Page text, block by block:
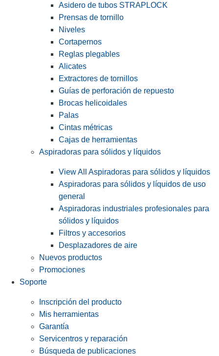
Asidero de tubos STRAPLOCK
Prensas de tornillo
Niveles
Cortapernos
Reglas plegables
Alicates
Extractores de tornillos
Guías de perforación de repuesto
Brocas helicoidales
Palas
Cintas métricas
Cajas de herramientas
Aspiradoras para sólidos y líquidos
View All Aspiradoras para sólidos y líquidos
Aspiradoras para sólidos y líquidos de uso
general
Aspiradoras industriales profesionales para
sólidos y líquidos
Filtros y accesorios
Desplazadores de aire
Nuevos productos
Promociones
Soporte
Inscripción del producto
Mis herramientas
Garantía
Servicentros y reparación
Búsqueda de publicaciones